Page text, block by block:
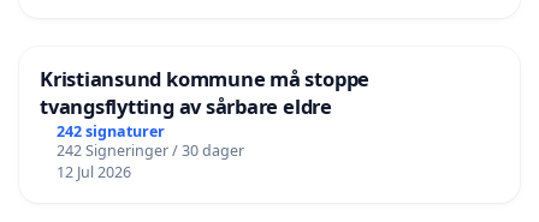
Kristiansund kommune må stoppe
tvangsflytting av sårbare eldre
242 signaturer
242 Signeringer / 30 dager
12 Jul 2026